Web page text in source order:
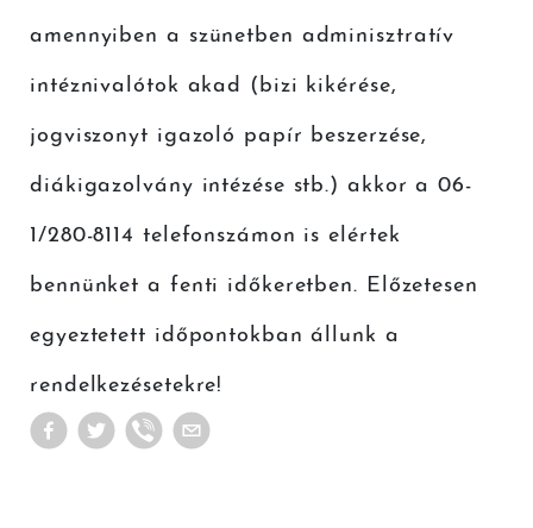
amennyiben a szünetben adminisztratív
intéznivalótok akad (bizi kikérése,
jogviszonyt igazoló papír beszerzése,
diákigazolvány intézése stb.) akkor a 06-
1/280-8114 telefonszámon is elértek
bennünket a fenti időkeretben. Előzetesen
egyeztetett időpontokban állunk a
rendelkezésetekre!